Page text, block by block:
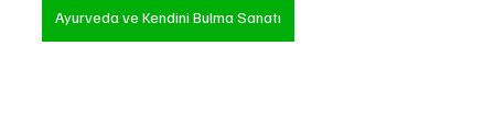
Ayurveda ve Kendini Bulma Sanatı